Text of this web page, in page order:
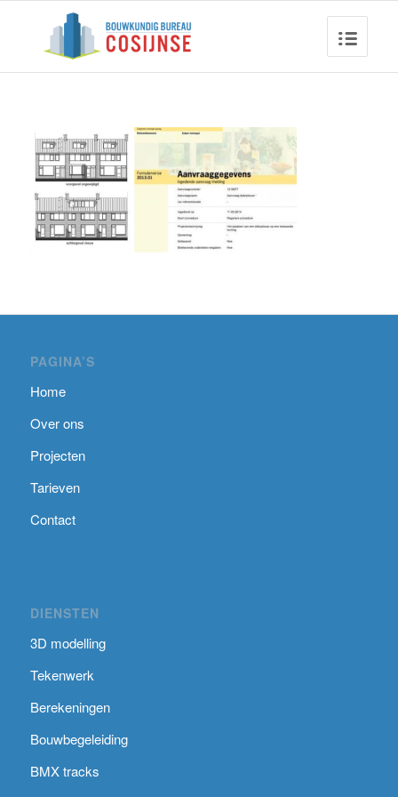
PAGINA’S
Home
Over ons
Projecten
Tarieven
Contact
DIENSTEN
3D modelling
Tekenwerk
Berekeningen
Bouwbegeleiding
BMX tracks